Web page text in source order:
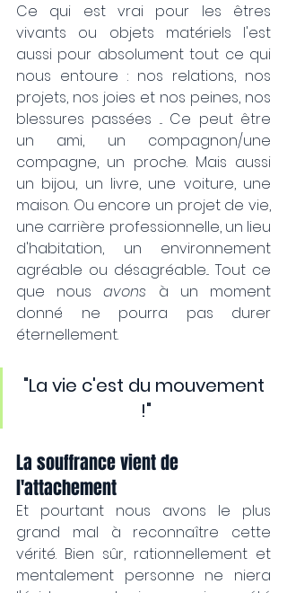
Ce qui est vrai pour les êtres
vivants ou objets matériels l'est
aussi pour absolument tout ce qui
nous entoure : nos relations, nos
projets, nos joies et nos peines, nos
blessures passées ... Ce peut être
un ami, un compagnon/une
compagne, un proche. Mais aussi
un bijou, un livre, une voiture, une
maison. Ou encore un projet de vie,
une carrière professionnelle, un lieu
d'habitation, un environnement
agréable ou désagréable... Tout ce
que nous avons à un moment
donné ne pourra pas durer
éternellement.
"La vie c'est du mouvement
!"
La souffrance vient de
l'attachement
Et pourtant nous avons le plus
grand mal à reconnaître cette
vérité. Bien sûr, rationnellement et
mentalement personne ne niera